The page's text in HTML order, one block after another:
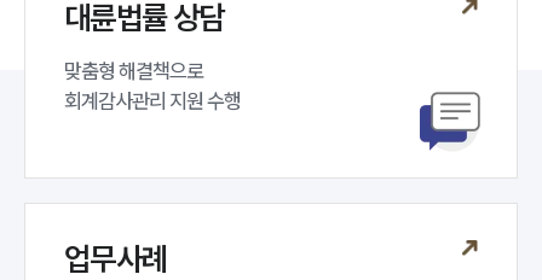
소식/자료
공지사항
법률 블로그
대륜법률 상담
맞춤형 해결책으로
회계감사관리 지원 수행
업무사례